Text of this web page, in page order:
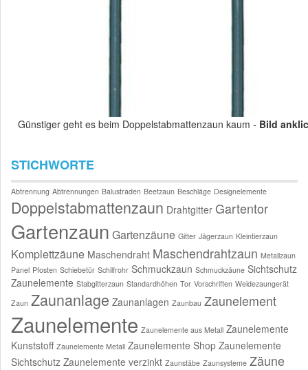
Günstiger geht es beim Doppelstabmattenzaun kaum - Bild
STICHWORTE
Abtrennung Abtrennungen Balustraden Beetzaun Beschläge Designelemente
Doppelstabmattenzaun Drahtgitter Gartentor
Gartenzaun Gartenzäune Gitter Jägerzaun Kleintierzaun
Komplettzäune Maschendraht Maschendrahtzaun Metallzaun
Panel Pfosten Schiebetür Schilfrohr Schmuckzaun Schmuckzäune Sichtschutz
Zaunelemente Stabgitterzaun Standardhöhen Tor Vorschriften Weidezaungerät
Zaun Zaunanlage Zaunanlagen Zaunbau Zaunelement
Zaunelemente Zaunelemente aus Metall Zaunelemente
Kunststoff Zaunelemente Metall Zaunelemente Shop Zaunelemente
Sichtschutz Zaunelemente verzinkt Zaunstäbe Zaunsysteme Zäune